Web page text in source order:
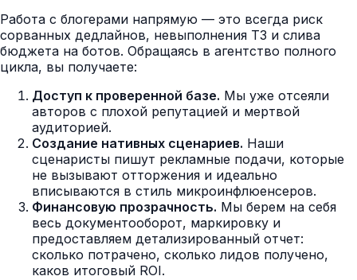
Работа с блогерами напрямую — это всегда риск
сорванных дедлайнов, невыполнения ТЗ и слива
бюджета на ботов. Обращаясь в агентство полного
цикла, вы получаете:
Доступ к проверенной базе. Мы уже отсеяли
авторов с плохой репутацией и мертвой
аудиторией.
Создание нативных сценариев. Наши
сценаристы пишут рекламные подачи, которые
не вызывают отторжения и идеально
вписываются в стиль микроинфлюенсеров.
Финансовую прозрачность. Мы берем на себя
весь документооборот, маркировку и
предоставляем детализированный отчет:
сколько потрачено, сколько лидов получено,
каков итоговый ROI.